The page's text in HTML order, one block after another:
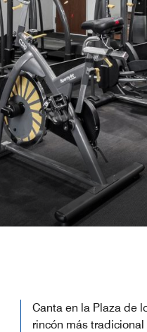
Canta en la Plaza de
rincón más